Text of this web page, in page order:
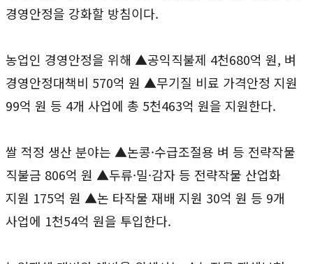
경영안정을 강화할 방침이다.
농업인 경영안정을 위해 ▲공익직불제 4천680억 원, 벼
경영안정대책비 570억 원 ▲무기질 비료 가격안정 지원
99억 원 등 4개 사업에 총 5천463억 원을 지원한다.
쌀 적정 생산 분야는 ▲논콩·수급조절용 벼 등 전략작물
직불금 806억 원 ▲두류·밀·감자 등 전략작물 산업화
지원 175억 원 ▲논 타작물 재배 지원 30억 원 등 9개
사업에 1천54억 원을 투입한다.